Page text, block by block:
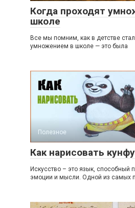
Когда проходят
школе
Все мы помним, как в детстве
умножением в школе — это была
Полезное
Как нарисовать
Искусство – это язык, способный
эмоции и мысли. Одной из самых